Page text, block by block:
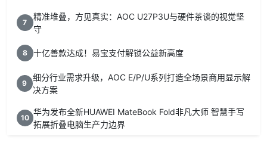
7
精准堆叠，方见真实：AOC U27P3U与硬件茶谈的视觉坚
守
8 十亿善款达成！易宝支付解锁公益新高度
9
细分行业需求升级，AOC E/P/U系列打造全场景商用显示解
决方案
10
华为发布全新HUAWEI MateBook Fold非凡大师 智慧手写
拓展折叠电脑生产力边界